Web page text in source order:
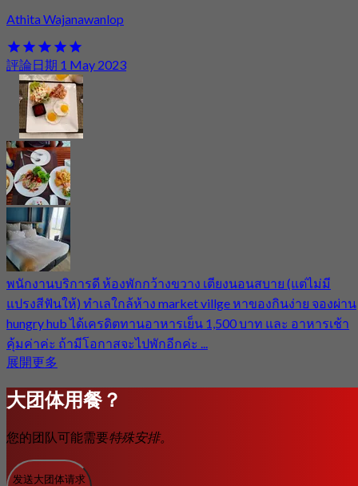
Athita Wajanawanlop
評論日期 1 May 2023
พนักงานบริการดี ห้องพักกว้างขวาง เตียงนอนสบาย (แต่ไม่มี
แปรงสีฟันให้) ทำเลใกล้ห้าง market villge หาของกินง่าย จองผ่าน
hungry hub ได้เครดิตทานอาหารเย็น 1,500 บาท และ อาหารเช้า
คุ้มค่าค่ะ ถ้ามีโอกาสจะไปพักอีกค่ะ ...
展開更多
大团体用餐？
您的团队可能需要特殊安排。
发送大团体请求